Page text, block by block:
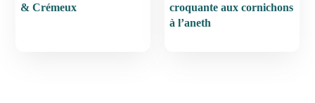
& Crémeux
croquante aux cornichons
à l’aneth